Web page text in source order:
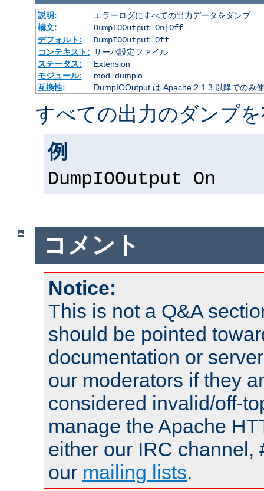
説明:
エラーログにすべての出力データをダンプ
構文:
DumpIOOutput On|Off
デフォルト:
DumpIOOutput Off
コンテキスト: サーバ設定ファイル
ステータス:
Extension
モジュール:
mod_dumpio
互換性:
DumpIOOutput は Apache 2.1.3 以降でのみ
すべての出力のダンプ
例
DumpIOOutput On
コメント
Notice:
This is not a Q&A
should be pointed
documentation or
our moderators if they
considered invalid/off-
manage the Apache
either our IRC channel,
our mailing lists.